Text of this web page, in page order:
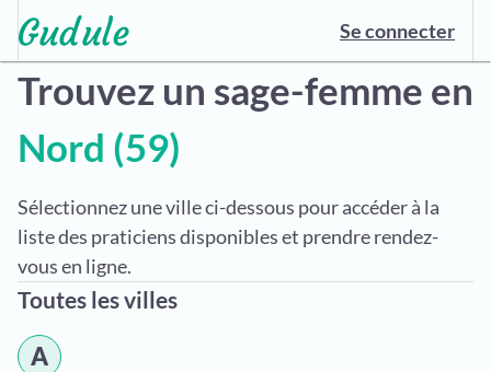
Se connecter
Trouvez un sage-femme en
Nord (59)
Sélectionnez une ville ci-dessous pour accéder à la
liste des praticiens disponibles et prendre rendez-
vous en ligne.
Toutes les villes
A